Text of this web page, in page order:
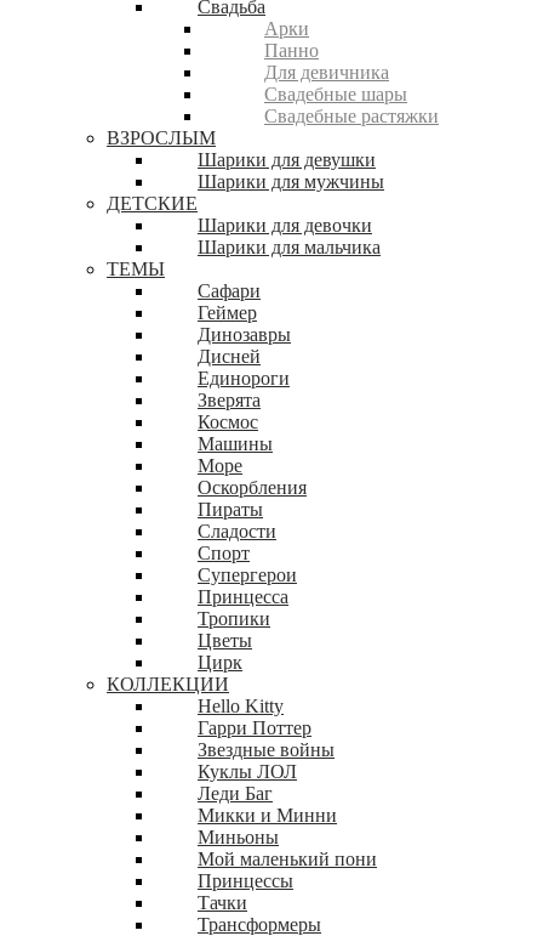
Свадьба
Арки
Панно
Для девичника
Свадебные шары
Свадебные растяжки
ВЗРОСЛЫМ
Шарики для девушки
Шарики для мужчины
ДЕТСКИЕ
Шарики для девочки
Шарики для мальчика
ТЕМЫ
Сафари
Геймер
Динозавры
Дисней
Единороги
Зверята
Космос
Машины
Море
Оскорбления
Пираты
Сладости
Спорт
Супергерои
Принцесса
Тропики
Цветы
Цирк
КОЛЛЕКЦИИ
Hello Kitty
Гарри Поттер
Звездные войны
Куклы ЛОЛ
Леди Баг
Микки и Минни
Миньоны
Мой маленький пони
Принцессы
Тачки
Трансформеры